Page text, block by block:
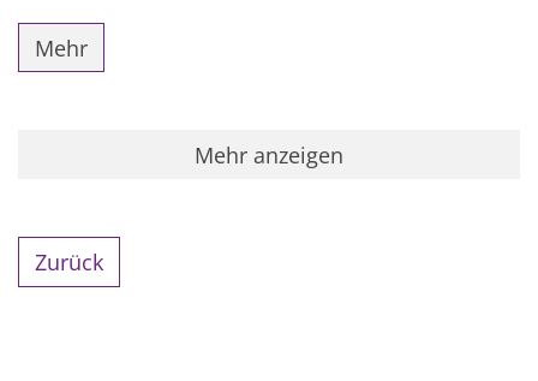
Mehr
Mehr anzeigen
Zurück